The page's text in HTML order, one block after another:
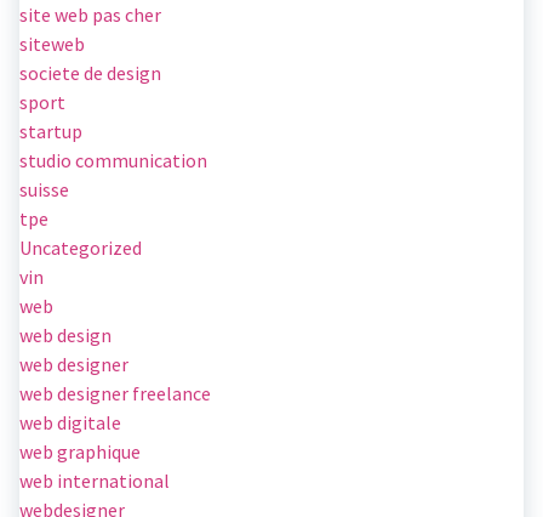
site web pas cher
siteweb
societe de design
sport
startup
studio communication
suisse
tpe
Uncategorized
vin
web
web design
web designer
web designer freelance
web digitale
web graphique
web international
webdesigner